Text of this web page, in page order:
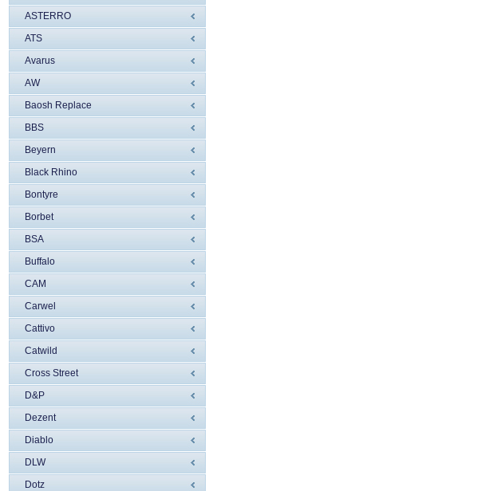
ASTERRO
ATS
Avarus
AW
Baosh Replace
BBS
Beyern
Black Rhino
Bontyre
Borbet
BSA
Buffalo
CAM
Carwel
Cattivo
Catwild
Cross Street
D&P
Dezent
Diablo
DLW
Dotz